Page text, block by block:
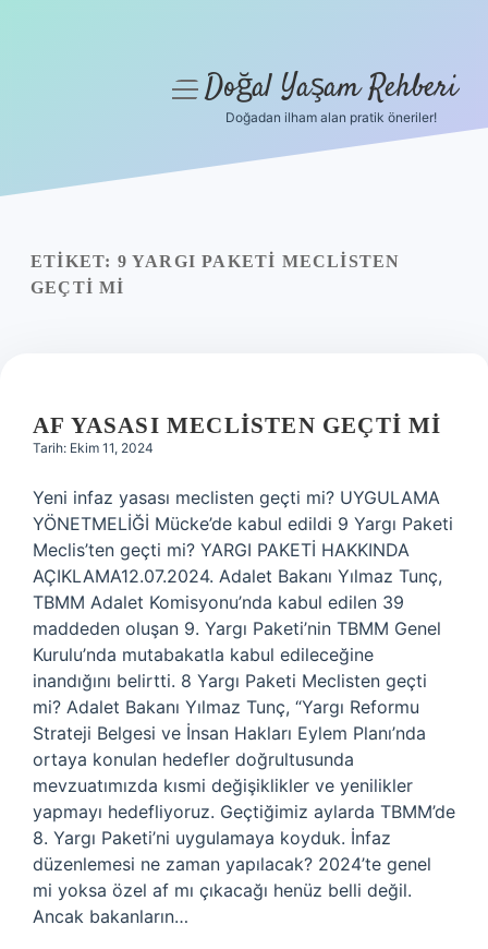
Yasal Uyarı
menüyüDoğal Yaşam Rehberi
Doğadan ilham alan pratik öneriler!
ETIKET: 9 YARGI PAKETI MECLISTEN
GEÇTI MI
AF YASASI MECLISTEN GEÇTI MI
Tarih: Ekim 11, 2024
Yeni infaz yasası meclisten geçti mi? UYGULAMA
YÖNETMELİĞİ Mücke’de kabul edildi 9 Yargı Paketi
Meclis’ten geçti mi? YARGI PAKETİ HAKKINDA
AÇIKLAMA12.07.2024. Adalet Bakanı Yılmaz Tunç,
TBMM Adalet Komisyonu’nda kabul edilen 39
maddeden oluşan 9. Yargı Paketi’nin TBMM Genel
Kurulu’nda mutabakatla kabul edileceğine
inandığını belirtti. 8 Yargı Paketi Meclisten geçti
mi? Adalet Bakanı Yılmaz Tunç, “Yargı Reformu
Strateji Belgesi ve İnsan Hakları Eylem Planı’nda
ortaya konulan hedefler doğrultusunda
mevzuatımızda kısmi değişiklikler ve yenilikler
yapmayı hedefliyoruz. Geçtiğimiz aylarda TBMM’de
8. Yargı Paketi’ni uygulamaya koyduk. İnfaz
düzenlemesi ne zaman yapılacak? 2024’te genel
mi yoksa özel af mı çıkacağı henüz belli değil.
Ancak bakanların…